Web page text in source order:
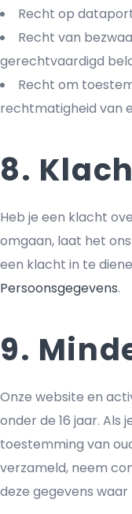
Recht op
Recht van
gerechtvaardigd
Recht om
rechtmatigheid van
8.
Heb je een klacht
omgaan, laat het
een klacht in te
Persoonsgegevens.
9.
Onze website en
onder de 16 jaar.
toestemming van
verzameld, neem
deze gegevens waar